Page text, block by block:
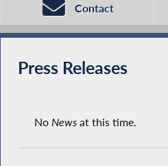
Contact
Press Releases
No Newsat this time.